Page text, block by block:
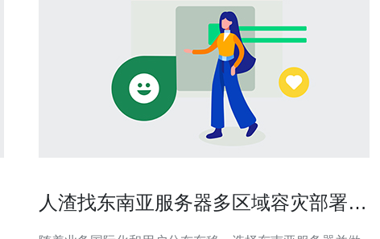
人渣找东南亚服务器多区域容灾部署与